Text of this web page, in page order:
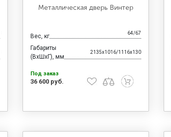
Металлическая дверь Винтер
Вес, кг 64/67
Габариты
(ВхШхГ), мм
2135x1016/1116x130
Под заказ
36 600 руб.